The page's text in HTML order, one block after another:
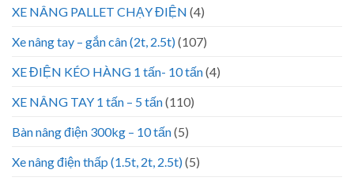
XE NÂNG PALLET CHẠY ĐIỆN (4)
Xe nâng tay – gắn cân (2t, 2.5t)(107)
XE ĐIỆN KÉO HÀNG 1 tấn- 10 tấn(4)
XE NÂNG TAY 1 tấn – 5 tấn(110)
Bàn nâng điện 300kg – 10 tấn(5)
Xe nâng điện thấp (1.5t, 2t, 2.5t)(5)